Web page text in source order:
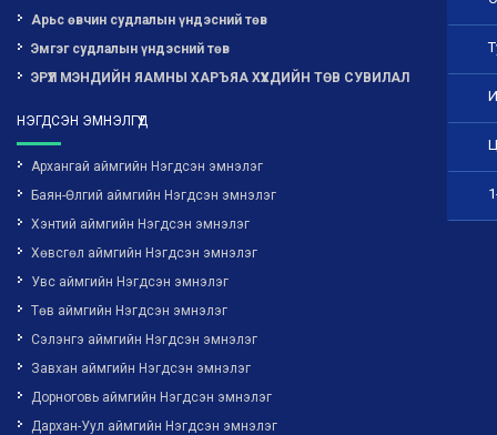
Арьс өвчин судлалын үндэсний төв
Эмгэг судлалын үндэсний төв
ЭРҮҮЛ МЭНДИЙН ЯАМНЫ ХАРЪЯА ХҮҮХДИЙН ТӨВ СУВИЛАЛ
НЭГДСЭН ЭМНЭЛГҮҮД
Архангай аймгийн Нэгдсэн эмнэлэг
Баян-Өлгий аймгийн Нэгдсэн эмнэлэг
Хэнтий аймгийн Нэгдсэн эмнэлэг
Хөвсгөл аймгийн Нэгдсэн эмнэлэг
Увс аймгийн Нэгдсэн эмнэлэг
Төв аймгийн Нэгдсэн эмнэлэг
Сэлэнгэ аймгийн Нэгдсэн эмнэлэг
Завхан аймгийн Нэгдсэн эмнэлэг
Дорноговь аймгийн Нэгдсэн эмнэлэг
Дархан-Уул аймгийн Нэгдсэн эмнэлэг